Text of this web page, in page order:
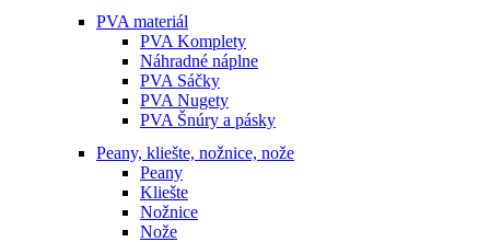
PVA materiál
PVA Komplety
Náhradné náplne
PVA Sáčky
PVA Nugety
PVA Šnúry a pásky
Peany, kliešte, nožnice, nože
Peany
Kliešte
Nožnice
Nože